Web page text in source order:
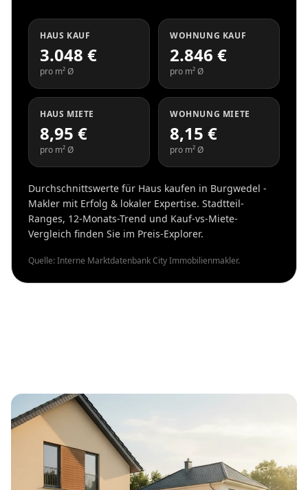
HAUS KAUF
3.048 €
pro m² Ø
WOHNUNG KAUF
2.846 €
pro m² Ø
HAUS MIETE
8,95 €
pro m² Ø
WOHNUNG MIETE
8,15 €
pro m² Ø
Durchschnittswerte für Haus kaufen in Burgwedel -
Makler mit Erfolg & lokaler Expertise. Stadtteil-
Ranges, 12-Monats-Trend und Kauf-vs-Miete-
Vergleich finden Sie im Preis-Explorer.
Quelle: Interne Marktdatenbank City Immobilienmakler.